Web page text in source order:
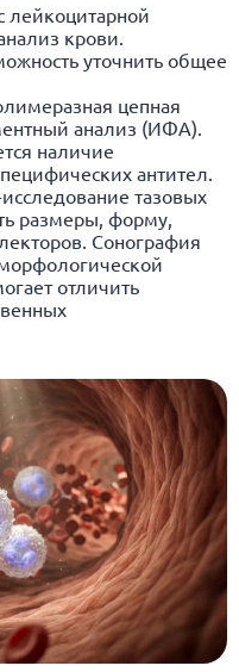
лейкоцитарной
крови
уточнить общее
цепная
анализ (ИФА).
наличие
антител.
исследование тазовых
размеры, форму,
Сонография
отличить